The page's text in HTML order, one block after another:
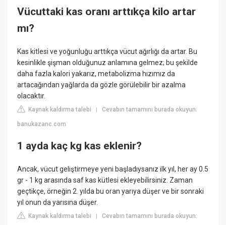
Vücuttaki kas oranı arttıkça kilo artar
mı?
Kas kitlesi ve yoğunluğu arttıkça vücut ağırlığı da artar. Bu
kesinlikle şişman olduğunuz anlamına gelmez; bu şekilde
daha fazla kalori yakarız, metabolizma hızımız da
artacağından yağlarda da gözle görülebilir bir azalma
olacaktır.
Kaynak kaldırma talebi |Cevabın tamamını burada okuyun:
banukazanc.com
1 ayda kaç kg kas eklenir?
Ancak, vücut geliştirmeye yeni başladıysanız ilk yıl, her ay 0.5
gr - 1 kg arasında saf kas kütlesi ekleyebilirsiniz. Zaman
geçtikçe, örneğin 2. yılda bu oran yarıya düşer ve bir sonraki
yıl onun da yarısına düşer.
Kaynak kaldırma talebi |Cevabın tamamını burada okuyun: